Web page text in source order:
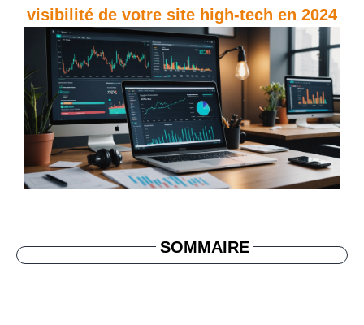
visibilité de votre site high-tech en 2024
SOMMAIRE